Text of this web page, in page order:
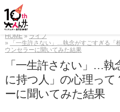
HOME
ライフ
「一生許さない」…執念がすごすぎる
ウンセラーに聞いてみた結果
「一生許さない」…
に持つ人」の心理っ
ーに聞いてみた結果